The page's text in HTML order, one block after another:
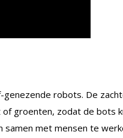
robots. De
groenten, zodat de bots
met mensen te